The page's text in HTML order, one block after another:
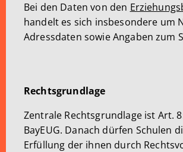
Bei den Daten von den
handelt es sich insbesondere um
Adressdaten sowie Angaben zum
Rechtsgrundlage
Zentrale Rechtsgrundlage ist Art.
BayEUG. Danach dürfen Schulen
Erfüllung der ihnen durch